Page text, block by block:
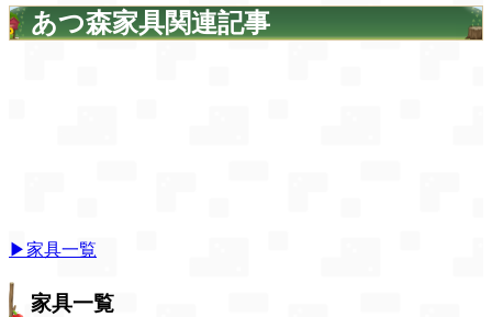
あつ森家具関連記事
▶家具一覧
家具一覧